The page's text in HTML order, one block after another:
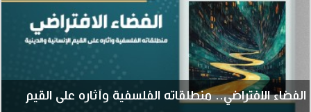
الفضاء الافتراضي.. منطلقاته الفلسفية وآثاره على القيم